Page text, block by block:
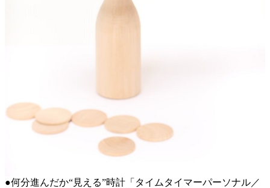
●何分進んだか“見える”時計「タイムタイマーパーソナル／